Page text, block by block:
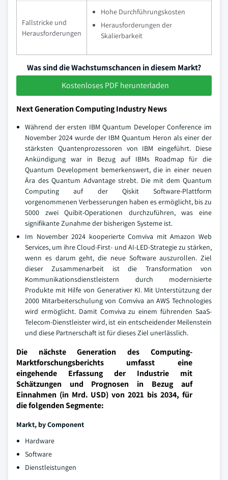
Fallstricke und
Herausforderungen
Hohe Durchführungskosten
Herausforderungen der
Skalierbarkeit
Was sind die Wachstumschancen in diesem Markt?
Kostenloses PDF herunterladen
Next Generation Computing Industry News
Während der ersten IBM Quantum Developer Conference im
November 2024 wurde der IBM Quantum Heron als einer der
stärksten Quantenprozessoren von IBM eingeführt. Diese
Ankündigung war in Bezug auf IBMs Roadmap für die
Quantum Development bemerkenswert, die in einer neuen
Ära des Quantum Advantage strebt. Die mit dem Quantum
Computing auf der Qiskit Software-Plattform
vorgenommenen Verbesserungen haben es ermöglicht, bis zu
5000 zwei Quibit-Operationen durchzuführen, was eine
signifikante Zunahme der bisherigen Systeme ist.
Im November 2024 kooperierte Comviva mit Amazon Web
Services, um ihre Cloud-First- und AI-LED-Strategie zu stärken,
wenn es darum geht, die neue Software auszurollen. Ziel
dieser Zusammenarbeit ist die Transformation von
Kommunikationsdienstleistern durch modernisierte
Produkte mit Hilfe von Generativer KI. Mit Unterstützung der
2000 Mitarbeiterschulung von Comviva an AWS Technologies
wird ermöglicht. Damit Comviva zu einem führenden SaaS-
Telecom-Dienstleister wird, ist ein entscheidender Meilenstein
und diese Partnerschaft ist für dieses Ziel unerlässlich.
Die nächste Generation des Computing-
Marktforschungsberichts umfasst eine
eingehende Erfassung der Industrie mit
Schätzungen und Prognosen in Bezug auf
Einnahmen (in Mrd. USD) von 2021 bis 2034, für
die folgenden Segmente:
Markt, by Component
Hardware
Software
Dienstleistungen